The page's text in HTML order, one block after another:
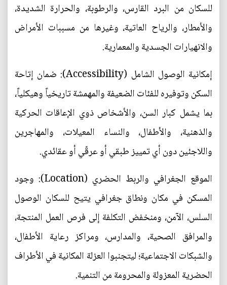
للسكان من البرد القارس، والرطوبة، والحرارة الشديدة،
والأمطار، والرياح العاتية، وغيرها من مسببات الأمراض
والانهيارات الجسدية والمعمارية.
إمكانية الوصول الشامل (Accessibility): ضمان إتاحة
السكن وتوفيره للفئات الضعيفة والمهمشة تاريخياً وهيكلياً،
بما يشمل كبار السن، والأشخاص ذوي الإعاقات الحركية
والذهنية، والأطفال، والنساء المعيلات، والمهاجرين
واللاجئين دون أي تمييز طبقي أو عرقّي أو عقائدي.
الموقع الجغرافي والربط الحضري (Location): وجود
المسكن في مكان ونطاق جغرافي يتيح للسكان الوصول
السلس، الآمن، ومنخفض التكلفة إلى فرص العمل المنتجة،
والمرافق الصحية، والمدارس، ومراكز رعاية الأطفال،
والشبكات الاجتماعية؛ ليتجنبوا العزلة المكانية في الأطراف
الحضرية المعزولة والمحرومة من التنمية.